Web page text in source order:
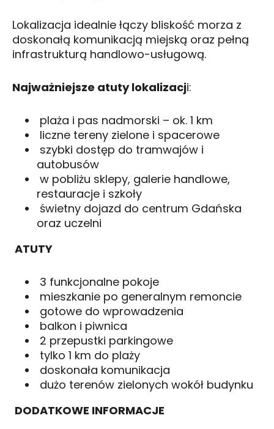
Lokalizacja idealnie łączy bliskość morza z
doskonałą komunikacją miejską oraz pełną
infrastrukturą handlowo-usługową.
Najważniejsze atuty lokalizacji:
plaża i pas nadmorski – ok. 1 km
liczne tereny zielone i spacerowe
szybki dostęp do tramwajów i
autobusów
w pobliżu sklepy, galerie handlowe,
restauracje i szkoły
świetny dojazd do centrum Gdańska
oraz uczelni
ATUTY
3 funkcjonalne pokoje
mieszkanie po generalnym remoncie
gotowe do wprowadzenia
balkon i piwnica
2 przepustki parkingowe
tylko 1 km do plaży
doskonała komunikacja
dużo terenów zielonych wokół budynku
DODATKOWE INFORMACJE